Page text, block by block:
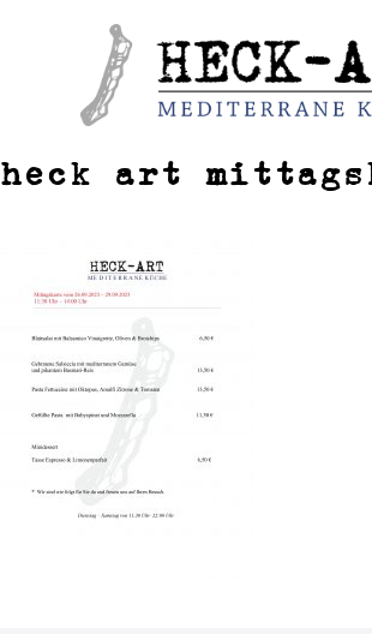
heck art